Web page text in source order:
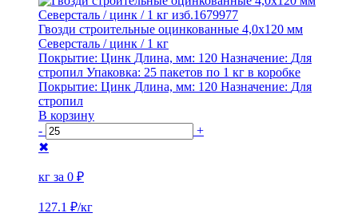
Гвозди строительные оцинкованные 4,0х120 мм
Северсталь / цинк / 1 кг
Покрытие: Цинк Длина, мм: 120 Назначение: Для
стропил Упаковка: 25 пакетов по 1 кг в коробке
Покрытие: Цинк Длина, мм: 120 Назначение: Для
стропил
В корзину
-
+
✖
кг за 0 ₽
127.1 ₽/кг